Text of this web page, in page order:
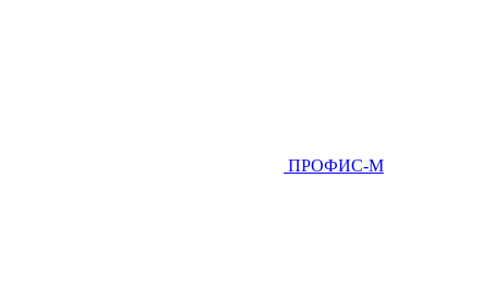
ПРОФИС-М